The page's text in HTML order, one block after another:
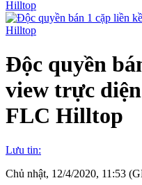
Độc quyền
view trực
FLC Hilltop
Lưu tin:
Chủ nhật, 12/4/2020, 11:53